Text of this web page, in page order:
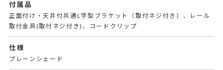
付属品
正面付け・天井付共通L字型ブラケット（取付ネジ付き）、レール
取付金具(取付ネジ付き)、コードクリップ
仕様
プレーンシェード